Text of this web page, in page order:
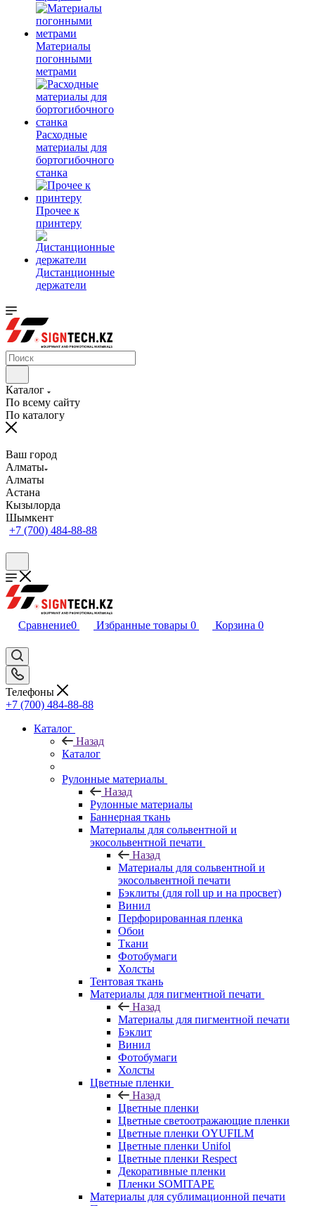
Материалы
погонными
метрами
Расходные
материалы для
бортогибочного
станка
Прочее к
принтеру
Дистанционные
держатели
Каталог
По всему сайту
По каталогу
Ваш город
Алматы
Алматы
Астана
Кызылорда
Шымкент
+7 (700) 484-88-88
Сравнение0 Избранные товары 0 Корзина 0
Телефоны
+7 (700) 484-88-88
Каталог
Назад
Каталог
Рулонные материалы
Назад
Рулонные материалы
Баннерная ткань
Материалы для сольвентной и
экосольвентной печати
Назад
Материалы для сольвентной и
экосольвентной печати
Бэклиты (для roll up и на просвет)
Винил
Перфорированная пленка
Обои
Ткани
Фотобумаги
Холсты
Тентовая ткань
Материалы для пигментной печати
Назад
Материалы для пигментной печати
Бэклит
Винил
Фотобумаги
Холсты
Цветные пленки
Назад
Цветные пленки
Цветные светоотражающие пленки
Цветные пленки OYUFILM
Цветные пленки Unifol
Цветные пленки Respect
Декоративные пленки
Пленки SOMITAPE
Материалы для сублимационной печати